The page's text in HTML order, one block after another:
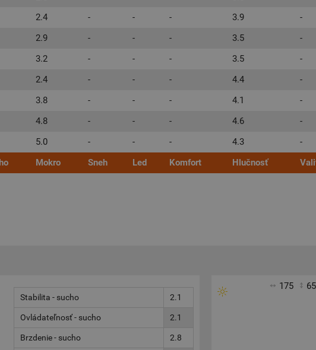
2.4 - - - 3.9 -
2.9 - - - 3.5 -
3.2 - - - 3.5 -
2.4 - - - 4.4 -
3.8 - - - 4.1 -
4.8 - - - 4.6 -
5.0 - - - 4.3 -
Mokro Sneh Led Komfort Hlučnosť
Stabilita - sucho 2.1
Ovládateľnosť - sucho 2.1
Brzdenie - sucho 2.8
175 65